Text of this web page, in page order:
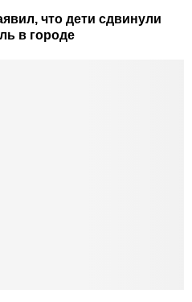
что дети сдвинули
в городе